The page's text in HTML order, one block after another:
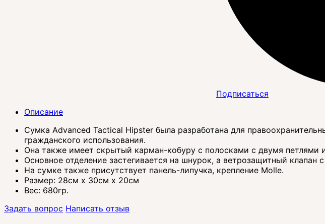
Подписаться
Описание
Сумка Advanced Tactical Hipster была разработана для
гражданского использования.
Она также имеет скрытый карман-кобуру с полосками с двумя петлями
Основное отделение застегивается на шнурок, а ветрозащитный клапан
На сумке также присутствует панель-липучка, крепление Molle.
Размер: 28см x 30см x 20см
Вес: 680гр.
Задать вопрос Написать отзыв